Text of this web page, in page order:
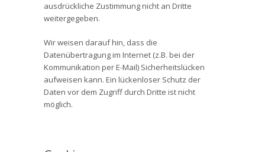
ausdrückliche Zustimmung nicht an Dritte
weitergegeben.
Wir weisen darauf hin, dass die
Datenübertragung im Internet (z.B. bei der
Kommunikation per E-Mail) Sicherheitslücken
aufweisen kann. Ein lückenloser Schutz der
Daten vor dem Zugriff durch Dritte ist nicht
möglich.